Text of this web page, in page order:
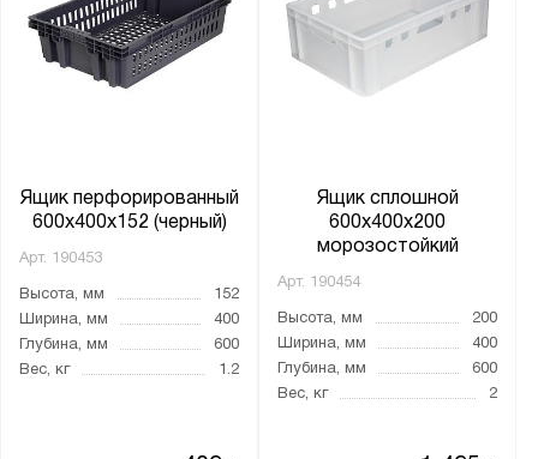
Ящик перфорированный
600x400x152 (черный)
Арт. 190453
Высота, мм
152
Ширина, мм
400
Глубина, мм
600
Вес, кг
1.2
Ящик сплошной
600x400x200
морозостойкий
Арт. 190454
Высота, мм
200
Ширина, мм
400
Глубина, мм
600
Вес, кг
2